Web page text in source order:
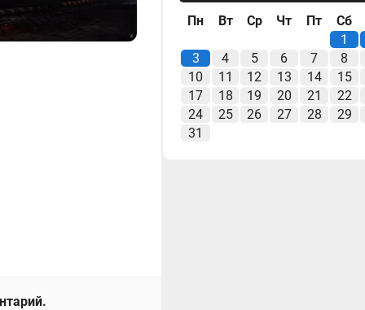
Пн Вт Ср Чт Пт
Сб
1
3
4 5 6 7
8
10
11 12 13 14
15
17
18 19 20 21
22
24
25 26 27 28
29
31